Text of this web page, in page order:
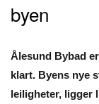
byen
Ålesund Bybad
klart. Byens nye
leiligheter, ligger